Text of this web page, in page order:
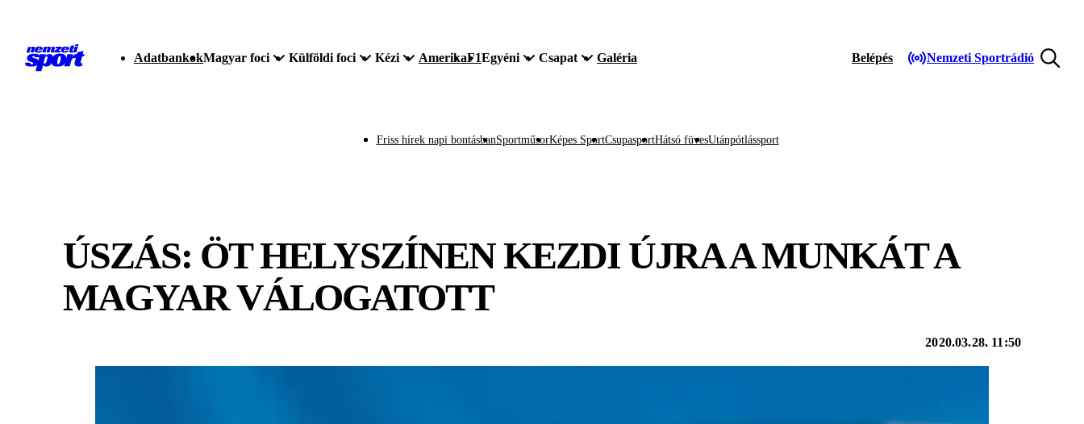
AdatbankokMagyar foci Külföldi foci Kézi AmerikaF1Egyéni Csapat Galéria Belépés Nemzeti Sportrádió
Friss hírek napi bontásbanSportműsorKépes SportCsupasportHátsó füvesUtánpótlássport
ÚSZÁS: ÖT HELYSZÍNEN KEZDI ÚJRA A MUNKÁT A
MAGYAR VÁLOGATOTT
2020.03.28. 11:50